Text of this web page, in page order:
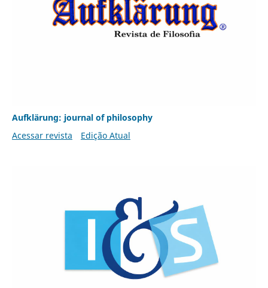
Aufklärung: journal of philosophy
Acessar revista
Edição Atual